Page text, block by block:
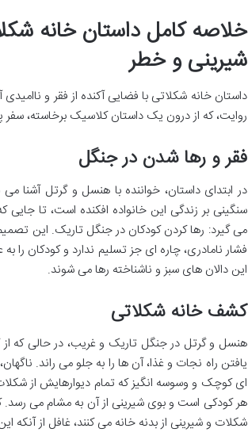
خلاصه کامل داستان خانه
شیرینی و خطر
داستان خانه شکلاتی با فضایی آکنده از فقر و
روایت، که از درون یک داستان کلاسیک برخاسته،
فقر و رها شدن در جنگل
در ابتدای داستان، خواننده با هنسل و گرتل آشنا
سنگینی بر زندگی این خانواده افکنده است، تا
می گیرد: رها کردن کودکان در جنگل تاریک. این
فشار نامادری، چاره ای جز تسلیم ندارد و کودکان
این دالان های سبز و ناشناخته رها می شوند.
کشف خانه شکلاتی
هنسل و گرتل در جنگل تاریک و غریب، در حالی که از
یافتن راه نجات و غذا، آن ها را به جلو می راند.
ای کوچک و وسوسه انگیز که تمام دیوارهایش از
هر کودکی است و بوی شیرینی از آن به مشام می
شکلات و شیرینی از بدنه خانه می کنند، غافل از آنکه